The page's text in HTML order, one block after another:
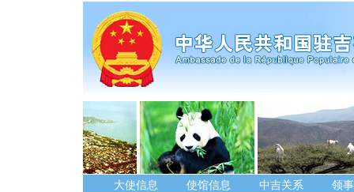
大使信息 使馆信息 中吉关系 领